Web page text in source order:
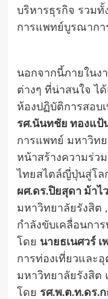
บริหารธุรกิจ รวมทั้
การแพทย์บูรณาก
นอกจากนี้ภายในง
ต่างๆ ที่น่าสนใจ ไ
ห้องปฏิบัติการสอบ
รศ.นันทชัย ทองแป้
การแพทย์ มหาวิท
หน้าสร้างความร่ว
ไทยสไตล์ญี่ปุ่นสู่โล
ผศ.ดร.ปิยสุดา ม้าไว
มหาวิทยาลัยรังสิต
กำลังขับเคลื่อนกา
โดย นายธเนศวร์
การท่องเที่ยวและ
มหาวิทยาลัยรังสิต
โดย รศ.พ.ต.ท.ดร.